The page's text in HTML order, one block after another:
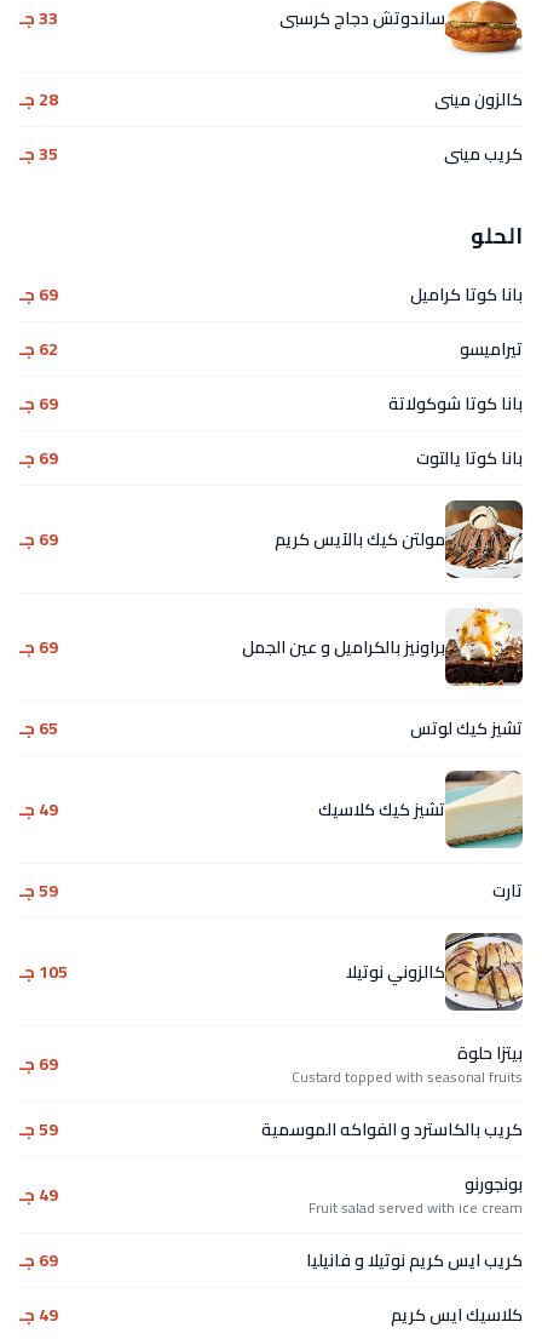
ساندوتش دجاج كرسبى 33 جـ
كالزون مينى
28 جـ
كريب مينى
35 جـ
الحلو
بانا كوتا كراميل
69 جـ
تيراميسو
62 جـ
بانا كوتا شوكولاتة
69 جـ
بانا كوتا يالتوت
69 جـ
مولتن كيك بالآيس كريم 69 جـ
براونيز بالكراميل و عين الجمل 69 جـ
تشيز كيك لوتس 65 جـ
تشيز كيك كلاسيك 49 جـ
تارت 59 جـ
كالزوني نوتيلا 105 جـ
بيتزا حلوة
Custard topped with seasonal fruits 69 جـ
كريب بالكاسترد و الفواكه الموسمية
59 جـ
بونجورنو
Fruit salad served with ice cream 49 جـ
كريب ايس كريم نوتيلا و فانيليا
69 جـ
كلاسيك ايس كريم
49 جـ